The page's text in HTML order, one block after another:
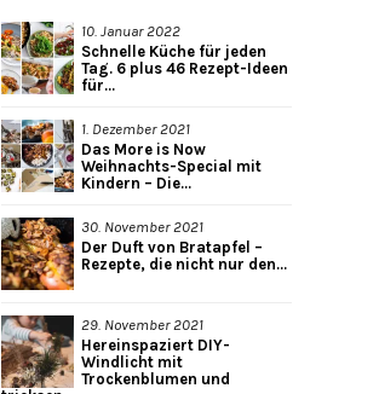
10. Januar 2022
Schnelle Küche für jeden
Tag. 6 plus 46 Rezept-Ideen
für...
1. Dezember 2021
Das More is Now
Weihnachts-Special mit
Kindern – Die...
30. November 2021
Der Duft von Bratapfel –
Rezepte, die nicht nur den...
29. November 2021
Hereinspaziert DIY-
Windlicht mit
Trockenblumen und